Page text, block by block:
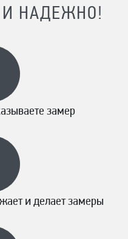
НАДЕЖНО!
замер
и делает замеры